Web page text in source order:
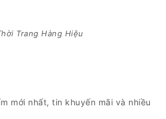
Trang Hàng Hiệu
mới nhất, tin khuyến mãi và nhiều